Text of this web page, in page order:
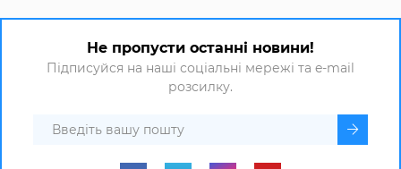
Не пропусти останні новини!
Підписуйся на наші соціальні мережі та e-mail
розсилку.